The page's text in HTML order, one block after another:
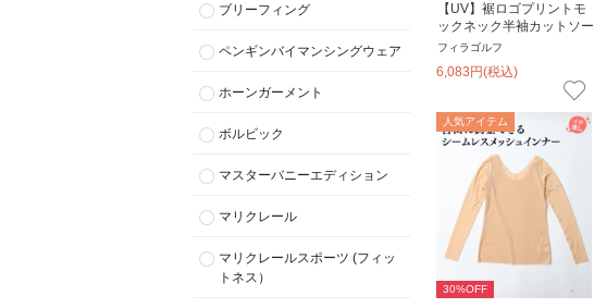
ブリーフィング
ペンギンバイマンシングウェア
ホーンガーメント
ボルビック
マスターバニーエディション
マリクレール
マリクレールスポーツ (フィッ
トネス）
【UV】裾ロゴプリントモ
ックネック半袖カットソー
フィラゴルフ
6,083円(税込)
人気アイテム
30%OFF